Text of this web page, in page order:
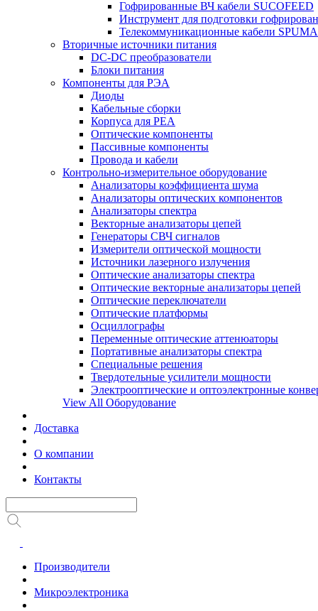
Гофрированные ВЧ кабели SUCOFEED
Инструмент для подготовки
Телекоммуникационные кабели SPUMA
Вторичные источники питания
DC-DC преобразователи
Блоки питания
Компоненты для РЭА
Диоды
Кабельные сборки
Корпуса для РЕА
Оптические компоненты
Пассивные компоненты
Провода и кабели
Контрольно-измерительное оборудование
Анализаторы коэффициента шума
Анализаторы оптических компонентов
Анализаторы спектра
Векторные анализаторы цепей
Генераторы СВЧ сигналов
Измерители оптической мощности
Источники лазерного излучения
Оптические анализаторы спектра
Оптические векторные анализаторы цепей
Оптические переключатели
Оптические платформы
Осциллографы
Переменные оптические аттенюаторы
Портативные анализаторы спектра
Специальные решения
Твердотельные усилители мощности
Электрооптические и оптоэлектронные
View All Оборудование
Доставка
О компании
Контакты
Производители
Микроэлектроника